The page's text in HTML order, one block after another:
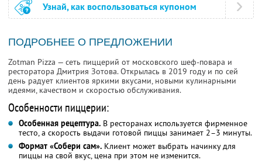
Узнай, как воспользоваться купоном
ПОДРОБНЕЕ О ПРЕДЛОЖЕНИИ
Zotman Pizza — сеть пиццерий от московского шеф-повара и
ресторатора Дмитрия Зотова. Открылась в 2019 году и по сей
день радует клиентов яркими вкусами, новыми кулинарными
идеями, качеством и скоростью обслуживания.
Особенности пиццерии:
Особенная рецептура. В ресторанах используется фирменное
тесто, а скорость выдачи готовой пиццы занимает 2–3 минуты.
Формат «Собери сам». Клиент может выбрать начинку для
пиццы на свой вкус, цена при этом не изменится.